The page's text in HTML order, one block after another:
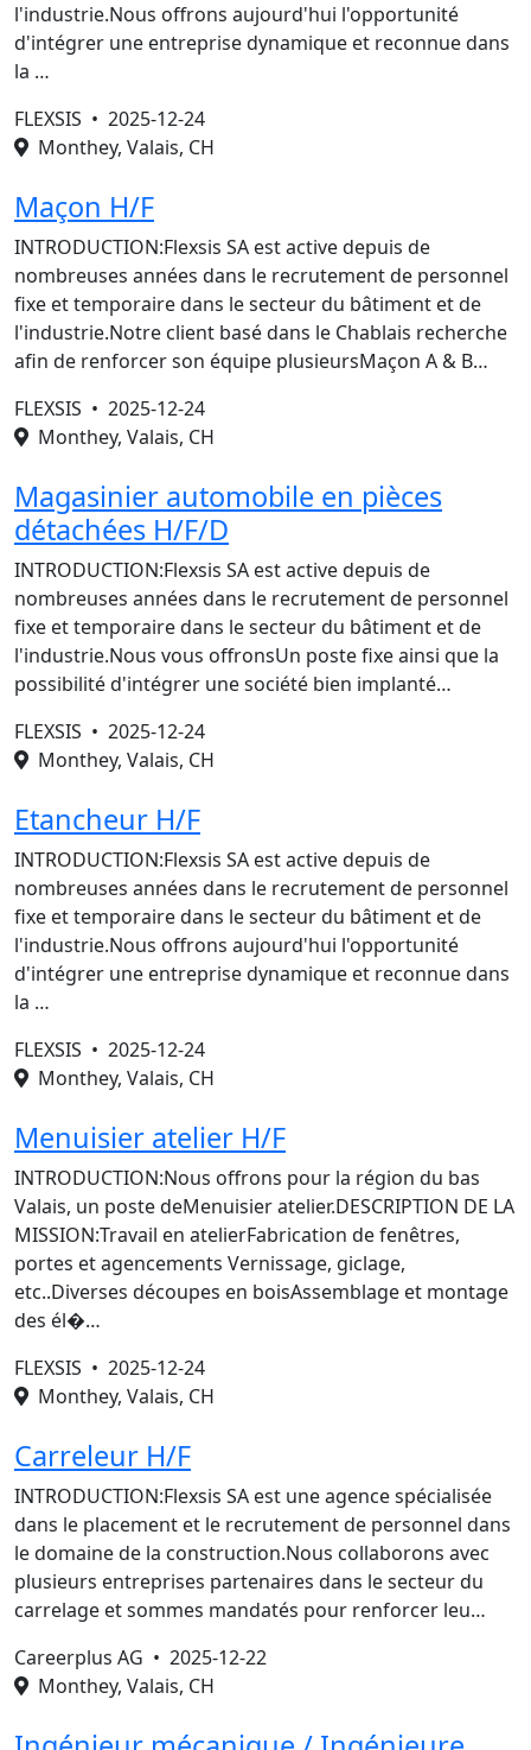
l'industrie.Nous offrons aujourd'hui l'opportunité
d'intégrer une entreprise dynamique et reconnue dans
la …
FLEXSIS • 2025-12-24
Monthey, Valais, CH
Maçon H/F
INTRODUCTION:Flexsis SA est active depuis de
nombreuses années dans le recrutement de personnel
fixe et temporaire dans le secteur du bâtiment et de
l'industrie.Notre client basé dans le Chablais recherche
afin de renforcer son équipe plusieursMaçon A & B…
FLEXSIS • 2025-12-24
Monthey, Valais, CH
Magasinier automobile en pièces
détachées H/F/D
INTRODUCTION:Flexsis SA est active depuis de
nombreuses années dans le recrutement de personnel
fixe et temporaire dans le secteur du bâtiment et de
l'industrie.Nous vous offronsUn poste fixe ainsi que la
possibilité d'intégrer une société bien implanté…
FLEXSIS • 2025-12-24
Monthey, Valais, CH
Etancheur H/F
INTRODUCTION:Flexsis SA est active depuis de
nombreuses années dans le recrutement de personnel
fixe et temporaire dans le secteur du bâtiment et de
l'industrie.Nous offrons aujourd'hui l'opportunité
d'intégrer une entreprise dynamique et reconnue dans
la …
FLEXSIS • 2025-12-24
Monthey, Valais, CH
Menuisier atelier H/F
INTRODUCTION:Nous offrons pour la région du bas
Valais, un poste deMenuisier atelier.DESCRIPTION DE LA
MISSION:Travail en atelierFabrication de fenêtres,
portes et agencements Vernissage, giclage,
etc..Diverses découpes en boisAssemblage et montage
des él�…
FLEXSIS • 2025-12-24
Monthey, Valais, CH
Carreleur H/F
INTRODUCTION:Flexsis SA est une agence spécialisée
dans le placement et le recrutement de personnel dans
le domaine de la construction.Nous collaborons avec
plusieurs entreprises partenaires dans le secteur du
carrelage et sommes mandatés pour renforcer leu…
Careerplus AG • 2025-12-22
Monthey, Valais, CH